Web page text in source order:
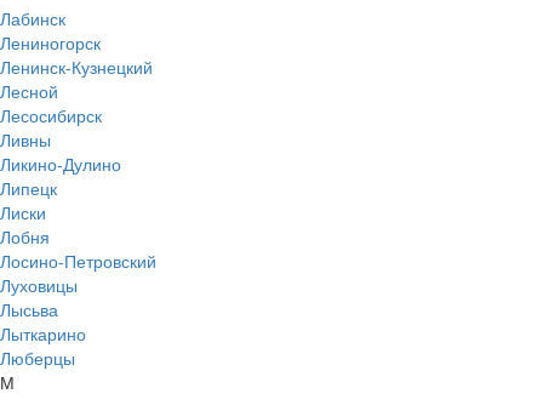
Лабинск
Лениногорск
Ленинск-Кузнецкий
Лесной
Лесосибирск
Ливны
Ликино-Дулино
Липецк
Лиски
Лобня
Лосино-Петровский
Луховицы
Лысьва
Лыткарино
Люберцы
М